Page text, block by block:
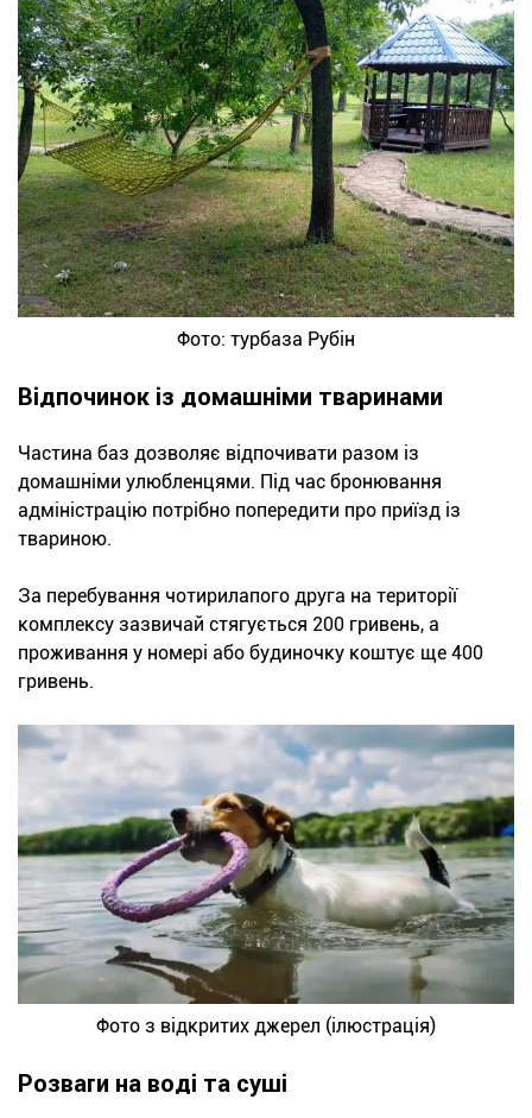
Фото: турбаза Рубін
Відпочинок із домашніми тваринами
Частина баз дозволяє відпочивати разом із
домашніми улюбленцями. Під час бронювання
адміністрацію потрібно попередити про приїзд із
твариною.
За перебування чотирилапого друга на території
комплексу зазвичай стягується 200 гривень, а
проживання у номері або будиночку коштує ще 400
гривень.
Фото з відкритих джерел (ілюстрація)
Розваги на воді та суші